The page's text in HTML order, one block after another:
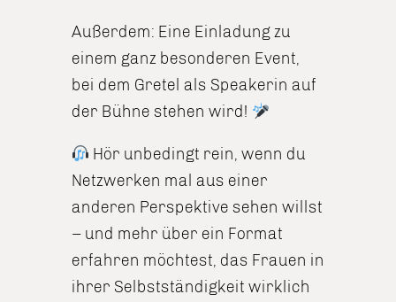
Außerdem: Eine Einladung zu
einem ganz besonderen Event,
bei dem Gretel als Speakerin auf
der Bühne stehen wird!
Hör unbedingt rein, wenn du
Netzwerken mal aus einer
anderen Perspektive sehen willst
– und mehr über ein Format
erfahren möchtest, das Frauen in
ihrer Selbstständigkeit wirklich